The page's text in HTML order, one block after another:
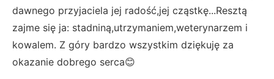
dawnego przyjaciela jej radość,jej cząstkę...Resztą
zajme się ja: stadniną,utrzymaniem,weterynarzem i
kowalem. Z góry bardzo wszystkim dziękuję za
okazanie dobrego serca😊